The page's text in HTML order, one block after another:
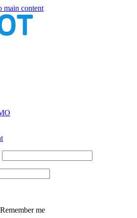
main content
Remember me